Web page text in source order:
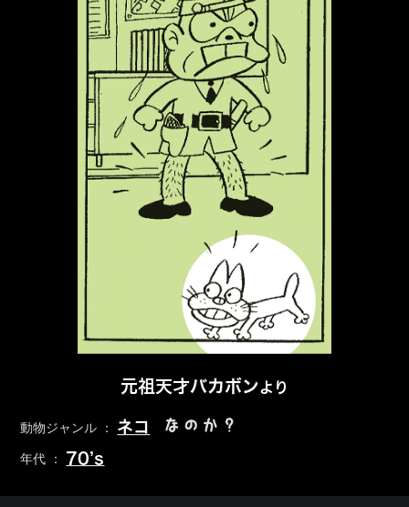
元祖天才バカボンより
動物ジャンル ： ネコ なのか？
年代 ： 70’s